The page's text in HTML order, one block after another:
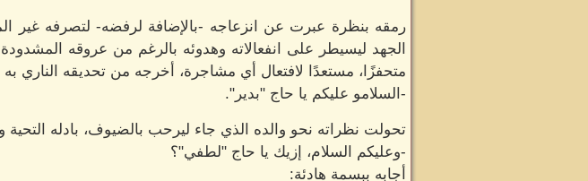
رمقه بنظرة عبرت عن انزعاجه -بالإضافة لرفضه- لتصرفه
الجهد ليسيطر على انفعالاته وهدوئه بالرغم من عروقه
متحفزًا، مستعدًا لافتعال أي مشاجرة، أخرجه من تحديقه الناري
-السلامو عليكم يا حاج "بدير".
تحولت نظراته نحو والده الذي جاء ليرحب بالضيوف، بادله
-وعليكم السلام، إزيك يا حاج "لطفي"؟
أجابه ببسمة هادئة: